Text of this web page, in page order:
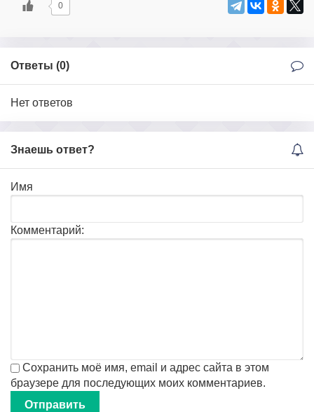
0
Ответы (0)
Нет ответов
Знаешь ответ?
Имя
Комментарий:
Сохранить моё имя, email и адрес сайта в этом
браузере для последующих моих комментариев.